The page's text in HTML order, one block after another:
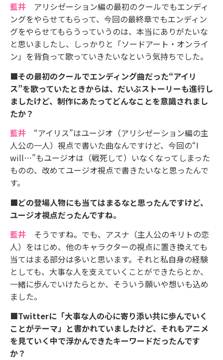
藍井 アリシゼーション編の最初のクールでもエンディ
ングをやらせてもらって、今回の最終章でもエンディン
グをやらせてもらうっていうのは、本当にありがたいな
と思いましたし、しっかりと「ソードアート・オンライ
ン」を背負って歌っていきたいなという気持ちでした。
■その最初のクールでエンディング曲だった“アイリ
ス”を歌っていたときからは、だいぶストーリーも進行し
ましたけど、制作にあたってどんなことを意識されまし
たか？
藍井 “アイリス”はユージオ（アリシゼーション編の主
人公の一人）視点で書いた曲なんですけど、今回の“I
will…”もユージオは（戦死して）いなくなってしまった
ものの、改めてユージオ視点で書きたいなと思ったんで
す。
■どの登場人物にも当てはまるなと思ったんですけど、
ユージオ視点だったんですね。
藍井 そうですね。でも、アスナ（主人公のキリトの恋
人）をはじめ、他のキャラクターの視点に置き換えても
当てはまる部分は多いと思います。それと私自身の経験
としても、大事な人を支えていくことができたらとか、
一緒に歩んでいけたらとか、そういう願いや想いも込め
ました。
■Twitterに「大事な人の心に寄り添い共に歩んでいく
ことがテーマ」と書かれていましたけど、それもアニメ
を見ていく中で浮かんできたキーワードだったんです
か？